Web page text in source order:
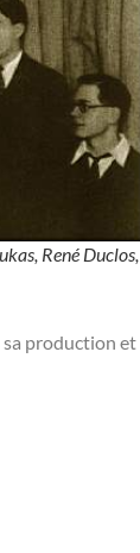
René Duclos,
sa production et